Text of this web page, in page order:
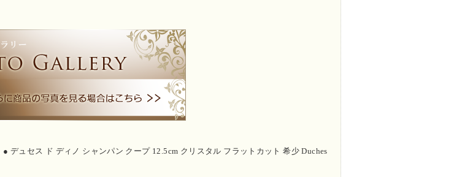
デュセス ド ディノ シャンパン クープ 12.5cm クリスタル フラットカット 希少 Duches